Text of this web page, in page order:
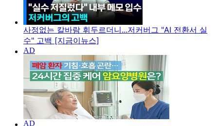
사정없는 칼바람 휘두르더니...저커버그 "AI 전환서 실
수" 고백 [지금이뉴스]